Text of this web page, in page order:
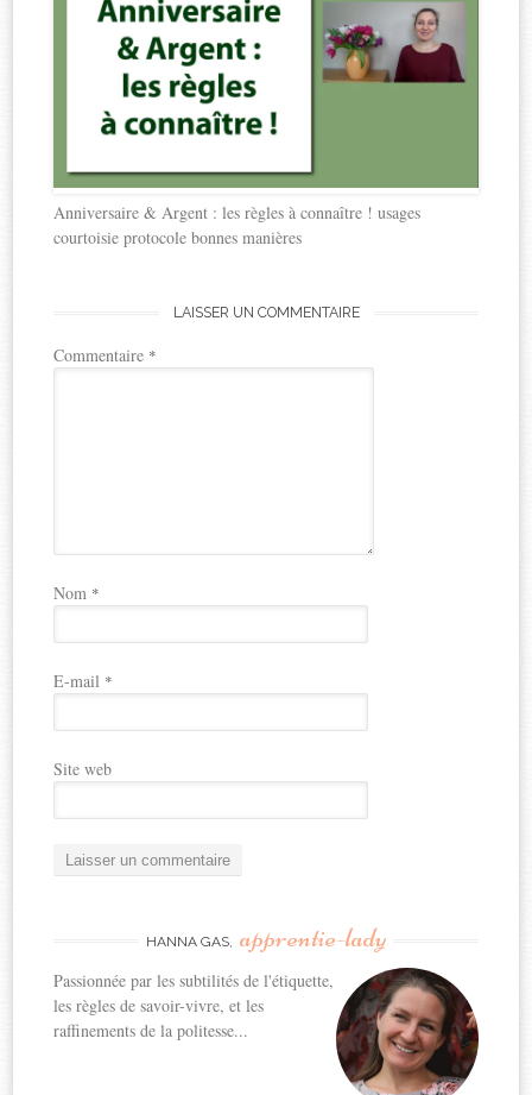
Anniversaire & Argent : les règles à connaître ! usages
courtoisie protocole bonnes manières
LAISSER UN COMMENTAIRE
Commentaire *
Nom *
E-mail *
Site web
HANNA GAS, apprentie-lady
Passionnée par les subtilités de l'étiquette,
les règles de savoir-vivre, et les
raffinements de la politesse...